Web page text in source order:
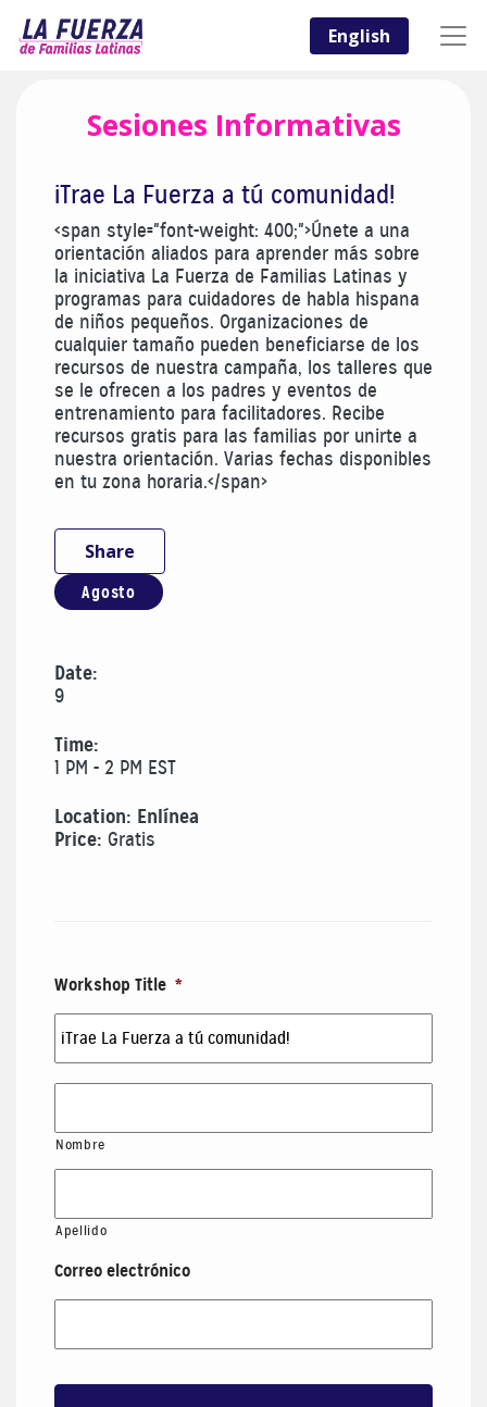
English
Sesiones Informativas
¡Trae La Fuerza a tú comunidad!
<span style="font-weight: 400;">Únete a una
orientación aliados para aprender más sobre
la iniciativa La Fuerza de Familias Latinas y
programas para cuidadores de habla hispana
de niños pequeños. Organizaciones de
cualquier tamaño pueden beneficiarse de los
recursos de nuestra campaña, los talleres que
se le ofrecen a los padres y eventos de
entrenamiento para facilitadores. Recibe
recursos gratis para las familias por unirte a
nuestra orientación. Varias fechas disponibles
en tu zona horaria.</span>
Share
Agosto
Date:
9
Time:
1 PM - 2 PM EST
Location: Enlínea
Price: Gratis
Workshop Title *
Nombre
Apellido
Correo electrónico